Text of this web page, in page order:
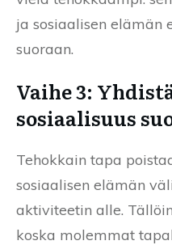
ja sosiaalisen elämän
suoraan.
Vaihe 3:
sosiaalisuus
Tehokkain tapa
sosiaalisen elämän
aktiviteetin alle.
koska molemmat